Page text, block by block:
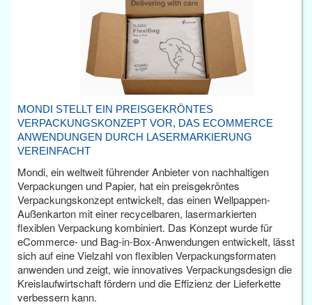
MONDI STELLT EIN PREISGEKRÖNTES
VERPACKUNGSKONZEPT VOR, DAS ECOMMERCE
ANWENDUNGEN DURCH LASERMARKIERUNG
VEREINFACHT
Mondi, ein weltweit führender Anbieter von nachhaltigen
Verpackungen und Papier, hat ein preisgekröntes
Verpackungskonzept entwickelt, das einen Wellpappen-
Außenkarton mit einer recycelbaren, lasermarkierten
flexiblen Verpackung kombiniert. Das Konzept wurde für
eCommerce- und Bag-in-Box-Anwendungen entwickelt, lässt
sich auf eine Vielzahl von flexiblen Verpackungsformaten
anwenden und zeigt, wie innovatives Verpackungsdesign die
Kreislaufwirtschaft fördern und die Effizienz der Lieferkette
verbessern kann.